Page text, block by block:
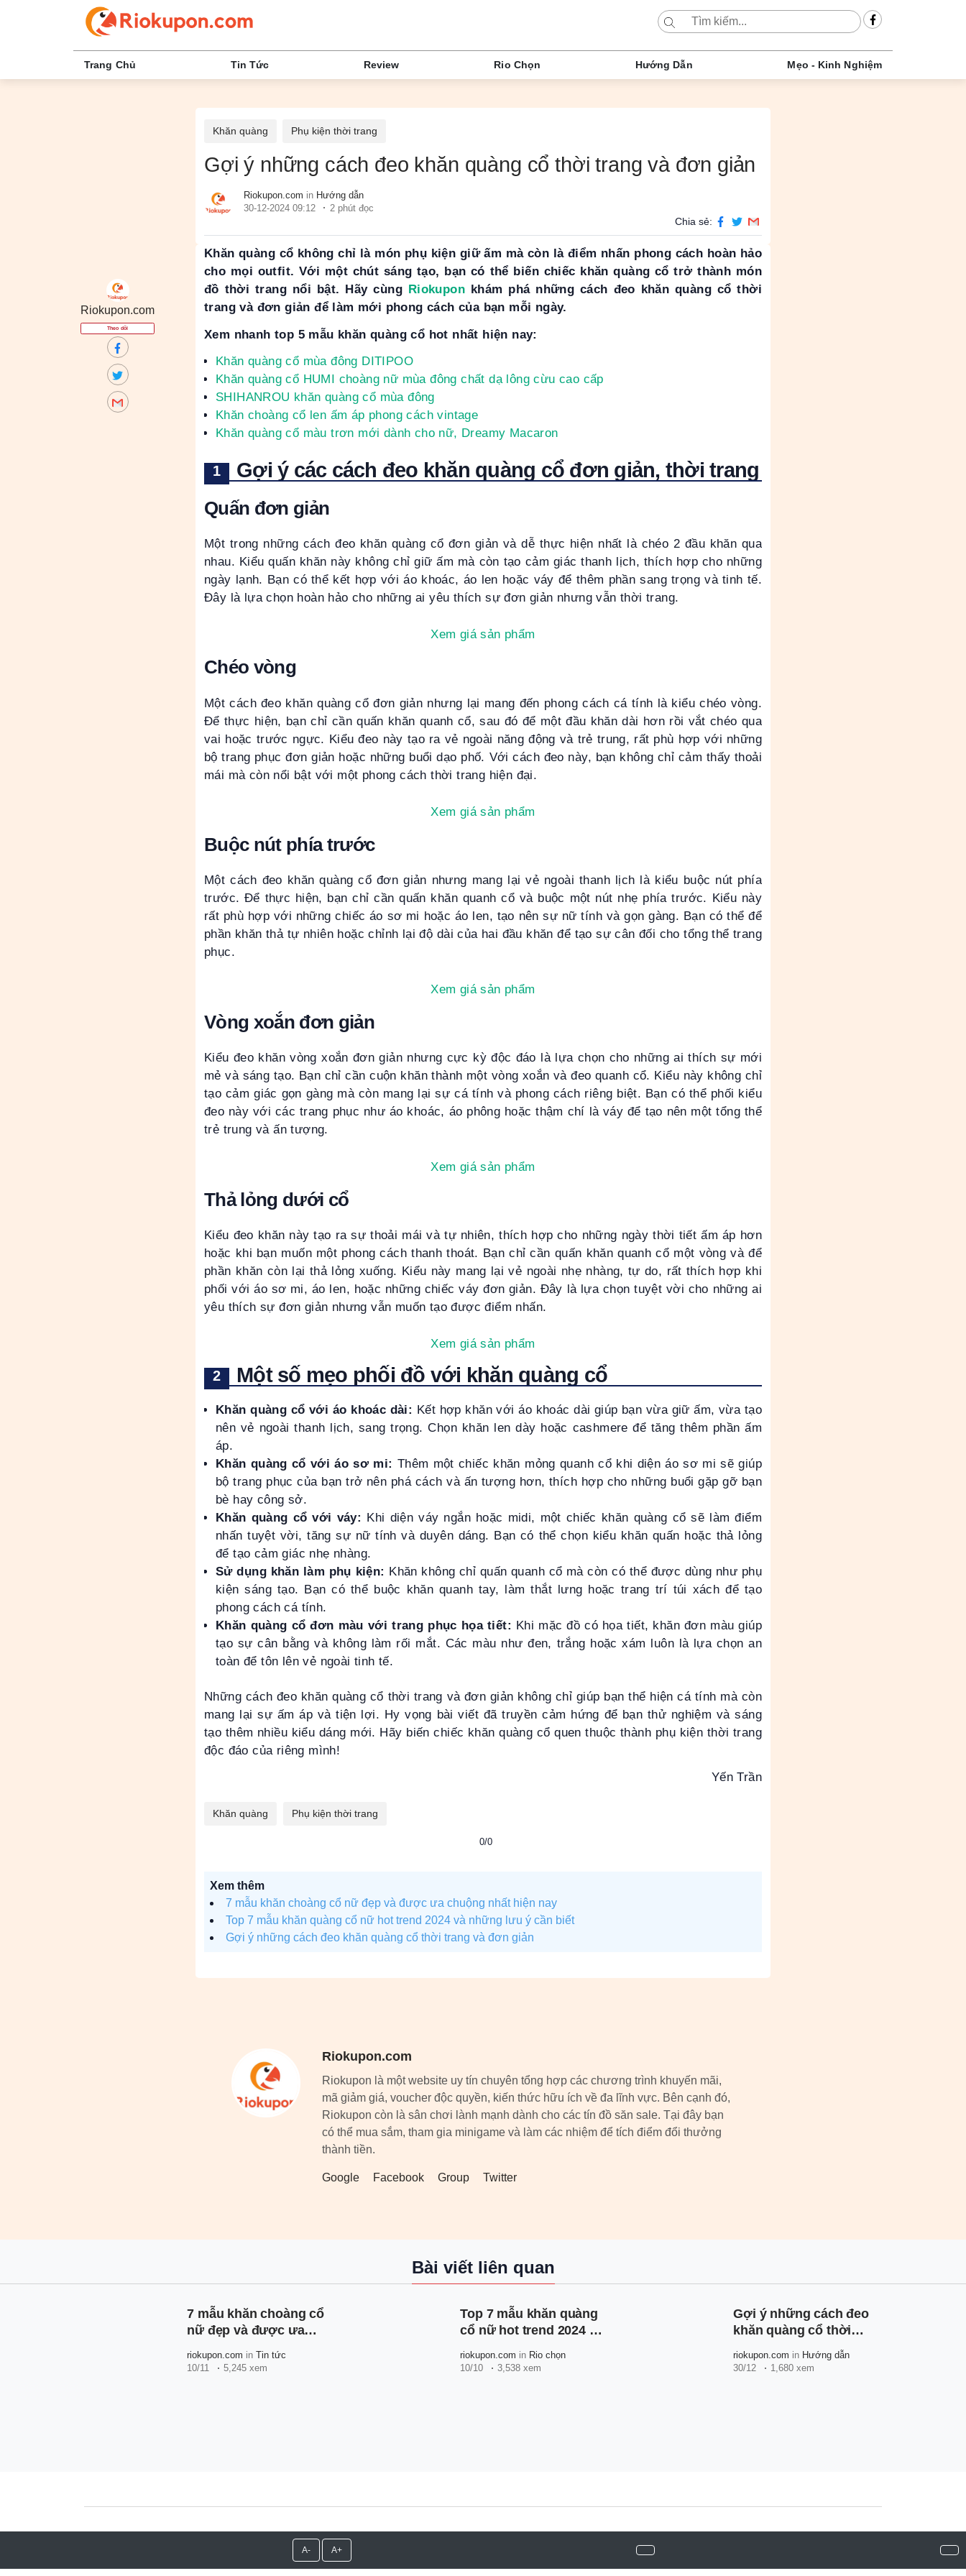
Trang Chủ Tin Tức Review Rio Chọn Hướng Dẫn Mẹo - Kinh Nghiệm
Khăn quàng Phụ kiện thời trang
Gợi ý những cách đeo khăn quàng cổ thời trang và đơn giản
Riokupon.com in Hướng dẫn
30-12-2024 09:12
2 phút đọc
Chia sẻ:
Riokupon.com
Theo dõi
Khăn quàng cổ không chỉ là món phụ kiện giữ ấm mà còn là điểm nhấn phong cách hoàn hảo
cho mọi outfit. Với một chút sáng tạo, bạn có thể biến chiếc khăn quàng cổ trở thành món
đồ thời trang nổi bật. Hãy cùng Riokuponkhám phá những cách đeo khăn quàng cổ thời
trang và đơn giản để làm mới phong cách của bạn mỗi ngày.
Xem nhanh top 5 mẫu khăn quàng cổ hot nhất hiện nay:
Khăn quàng cổ mùa đông DITIPOO
Khăn quàng cổ HUMI choàng nữ mùa đông chất dạ lông cừu cao cấp
SHIHANROU khăn quàng cổ mùa đông
Khăn choàng cổ len ấm áp phong cách vintage
Khăn quàng cổ màu trơn mới dành cho nữ, Dreamy Macaron
Gợi ý các cách đeo khăn quàng cổ đơn giản, thời trang
Quấn đơn giản
Một trong những cách đeo khăn quàng cổ đơn giản và dễ thực hiện nhất là chéo 2 đầu khăn qua
nhau. Kiểu quấn khăn này không chỉ giữ ấm mà còn tạo cảm giác thanh lịch, thích hợp cho những
ngày lạnh. Bạn có thể kết hợp với áo khoác, áo len hoặc váy để thêm phần sang trọng và tinh tế.
Đây là lựa chọn hoàn hảo cho những ai yêu thích sự đơn giản nhưng vẫn thời trang.
Xem giá sản phẩm
Chéo vòng
Một cách đeo khăn quàng cổ đơn giản nhưng lại mang đến phong cách cá tính là kiểu chéo vòng.
Để thực hiện, bạn chỉ cần quấn khăn quanh cổ, sau đó để một đầu khăn dài hơn rồi vắt chéo qua
vai hoặc trước ngực. Kiểu đeo này tạo ra vẻ ngoài năng động và trẻ trung, rất phù hợp với những
bộ trang phục đơn giản hoặc những buổi dạo phố. Với cách đeo này, bạn không chỉ cảm thấy thoải
mái mà còn nổi bật với một phong cách thời trang hiện đại.
Xem giá sản phẩm
Buộc nút phía trước
Một cách đeo khăn quàng cổ đơn giản nhưng mang lại vẻ ngoài thanh lịch là kiểu buộc nút phía
trước. Để thực hiện, bạn chỉ cần quấn khăn quanh cổ và buộc một nút nhẹ phía trước. Kiểu này
rất phù hợp với những chiếc áo sơ mi hoặc áo len, tạo nên sự nữ tính và gọn gàng. Bạn có thể để
phần khăn thả tự nhiên hoặc chỉnh lại độ dài của hai đầu khăn để tạo sự cân đối cho tổng thể trang
phục.
Xem giá sản phẩm
Vòng xoắn đơn giản
Kiểu đeo khăn vòng xoắn đơn giản nhưng cực kỳ độc đáo là lựa chọn cho những ai thích sự mới
mẻ và sáng tạo. Bạn chỉ cần cuộn khăn thành một vòng xoắn và đeo quanh cổ. Kiểu này không chỉ
tạo cảm giác gọn gàng mà còn mang lại sự cá tính và phong cách riêng biệt. Bạn có thể phối kiểu
đeo này với các trang phục như áo khoác, áo phông hoặc thậm chí là váy để tạo nên một tổng thể
trẻ trung và ấn tượng.
Xem giá sản phẩm
Thả lỏng dưới cổ
Kiểu đeo khăn này tạo ra sự thoải mái và tự nhiên, thích hợp cho những ngày thời tiết ấm áp hơn
hoặc khi bạn muốn một phong cách thanh thoát. Bạn chỉ cần quấn khăn quanh cổ một vòng và để
phần khăn còn lại thả lỏng xuống. Kiểu này mang lại vẻ ngoài nhẹ nhàng, tự do, rất thích hợp khi
phối với áo sơ mi, áo len, hoặc những chiếc váy đơn giản. Đây là lựa chọn tuyệt vời cho những ai
yêu thích sự đơn giản nhưng vẫn muốn tạo được điểm nhấn.
Xem giá sản phẩm
Một số mẹo phối đồ với khăn quàng cổ
Khăn quàng cổ với áo khoác dài: Kết hợp khăn với áo khoác dài giúp bạn vừa giữ ấm, vừa tạo
nên vẻ ngoài thanh lịch, sang trọng. Chọn khăn len dày hoặc cashmere để tăng thêm phần ấm
áp.
Khăn quàng cổ với áo sơ mi: Thêm một chiếc khăn mỏng quanh cổ khi diện áo sơ mi sẽ giúp
bộ trang phục của bạn trở nên phá cách và ấn tượng hơn, thích hợp cho những buổi gặp gỡ bạn
bè hay công sở.
Khăn quàng cổ với váy: Khi diện váy ngắn hoặc midi, một chiếc khăn quàng cổ sẽ làm điểm
nhấn tuyệt vời, tăng sự nữ tính và duyên dáng. Bạn có thể chọn kiểu khăn quấn hoặc thả lỏng
để tạo cảm giác nhẹ nhàng.
Sử dụng khăn làm phụ kiện: Khăn không chỉ quấn quanh cổ mà còn có thể được dùng như phụ
kiện sáng tạo. Bạn có thể buộc khăn quanh tay, làm thắt lưng hoặc trang trí túi xách để tạo
phong cách cá tính.
Khăn quàng cổ đơn màu với trang phục họa tiết: Khi mặc đồ có họa tiết, khăn đơn màu giúp
tạo sự cân bằng và không làm rối mắt. Các màu như đen, trắng hoặc xám luôn là lựa chọn an
toàn để tôn lên vẻ ngoài tinh tế.
Những cách đeo khăn quàng cổ thời trang và đơn giản không chỉ giúp bạn thể hiện cá tính mà còn
mang lại sự ấm áp và tiện lợi. Hy vọng bài viết đã truyền cảm hứng để bạn thử nghiệm và sáng
tạo thêm nhiều kiểu dáng mới. Hãy biến chiếc khăn quàng cổ quen thuộc thành phụ kiện thời trang
độc đáo của riêng mình!
Yến Trần
Khăn quàng Phụ kiện thời trang
0/0
Xem thêm
7 mẫu khăn choàng cổ nữ đẹp và được ưa chuộng nhất hiện nay
Top 7 mẫu khăn quàng cổ nữ hot trend 2024 và những lưu ý cần biết
Gợi ý những cách đeo khăn quàng cổ thời trang và đơn giản
A- A+
Riokupon.com
Riokupon là một website uy tín chuyên tổng hợp các chương trình khuyến mãi,
mã giảm giá, voucher độc quyền, kiến thức hữu ích về đa lĩnh vực. Bên cạnh đó,
Riokupon còn là sân chơi lành mạnh dành cho các tín đồ săn sale. Tại đây bạn
có thể mua sắm, tham gia minigame và làm các nhiệm để tích điểm đổi thưởng
thành tiền.
Google Facebook Group Twitter
Bài viết liên quan
7 mẫu khăn choàng cổ
nữ đẹp và được ưa
riokupon.com inTin tức
10/11
5,245 xem
Top 7 mẫu khăn quàng
cổ nữ hot trend 2024 và
riokupon.com in Rio chọn
10/10
3,538 xem
Gợi ý những cách đeo
khăn quàng cổ thời
trang và đơn giản
riokupon.com in Hướng dẫn
30/12
1,680 xem